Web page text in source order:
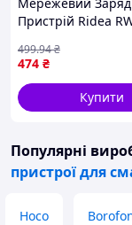
Пристрій Ridea
30W
474 ₴
499.94₴
Купити
Популярні
пристрої для
Hoco